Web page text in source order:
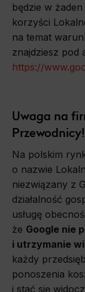
będzie w
korzyści
na temat
znajdziesz pod
https://
Uwaga na
Przewodnicy!
Na polskim
o nazwie
niezwiązany z
działalność
usługę
że Google nie
i utrzymanie
każdy
ponoszenia
i stać się